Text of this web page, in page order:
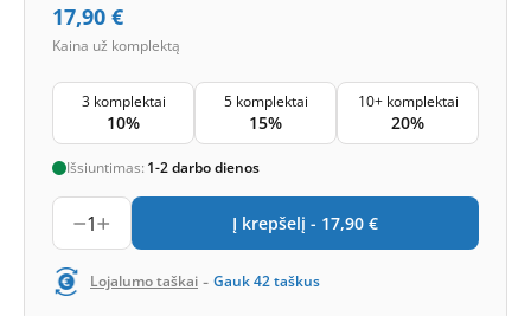
17,90 €
Kaina už komplektą
3 komplektai
10%
5 komplektai
15%
10+ komplektai
20%
Išsiuntimas: 1-2 darbo dienos
1 Į krepšelį - 17,90 €
Lojalumo taškai - Gauk42taškus